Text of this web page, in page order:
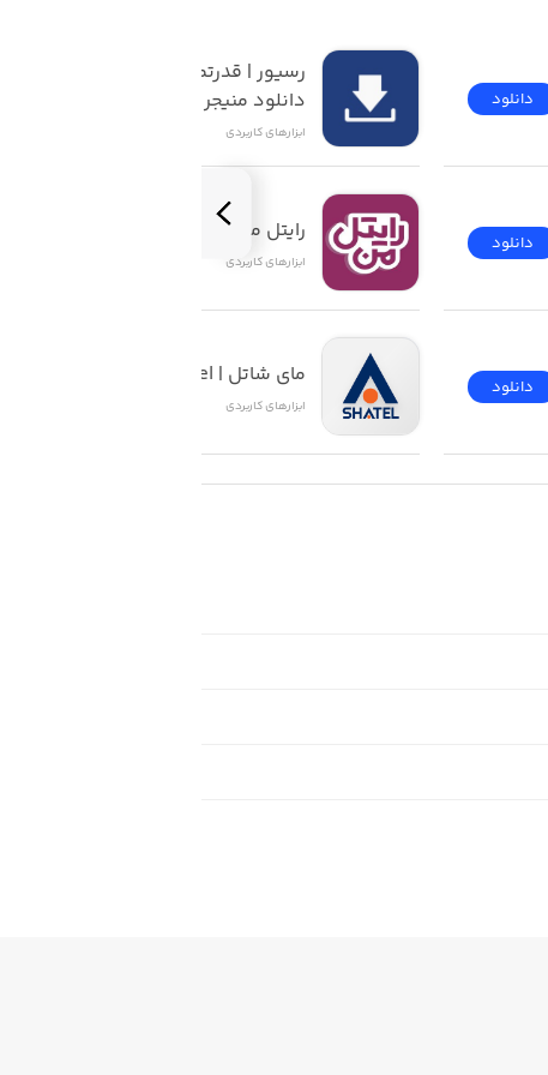
دانلود
دانلود
دانلود
دانلود منیجر iOS
ابزار‌های کاربردی
رایتل من | My Rightel
ابزار‌های کاربردی
مای شاتل | My Shatel
ابزار‌های کاربردی